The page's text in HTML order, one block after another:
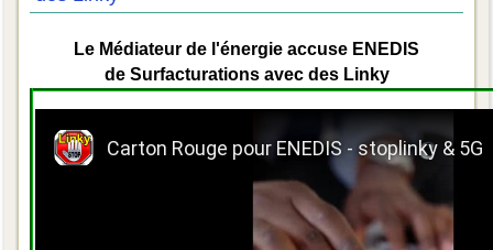
Le Médiateur de l'énergie accuse ENEDIS
de Surfacturations avec des Linky